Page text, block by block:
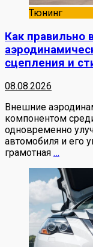
Тюнинг
Как правильно
сцепления и
08.08.2026
Внешние
компонентом
одновременно
автомобиля и его
грамотная …